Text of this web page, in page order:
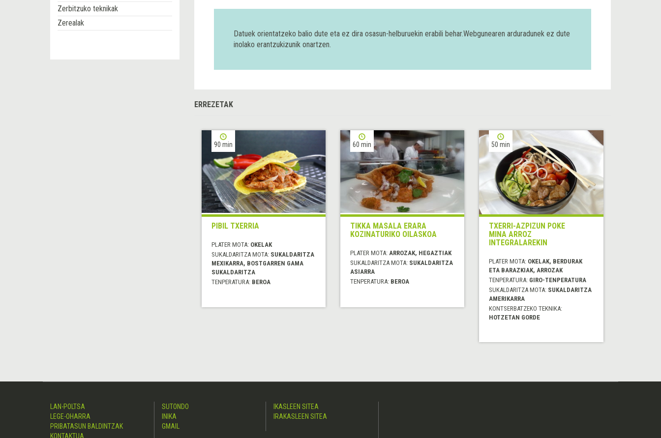
Zerbitzuko teknikak
Zerealak
Datuek orientatzeko balio dute eta ez dira osasun-helburuekin erabili behar.Webgunearen arduradunek ez dute
inolako erantzukizunik onartzen.
ERREZETAK
90 min
PIBIL TXERRIA
PLATER MOTA: OKELAK
SUKALDARITZA MOTA: SUKALDARITZA
MEXIKARRA, BOSTGARREN GAMA
SUKALDARITZA
TENPERATURA: BEROA
60 min
TIKKA MASALA ERARA
KOZINATURIKO OILASKOA
PLATER MOTA: ARROZAK, HEGAZTIAK
SUKALDARITZA MOTA: SUKALDARITZA
ASIARRA
TENPERATURA: BEROA
50 min
TXERRI-AZPIZUN POKE
MINA ARROZ
INTEGRALAREKIN
PLATER MOTA: OKELAK, BERDURAK
ETA BARAZKIAK, ARROZAK
TENPERATURA: GIRO-TENPERATURA
SUKALDARITZA MOTA: SUKALDARITZA
AMERIKARRA
KONTSERBATZEKO TEKNIKA:
HOTZETAN GORDE
LAN-POLTSA
LEGE-OHARRA
PRIBATASUN BALDINTZAK
KONTAKTUA
SUTONDO
INIKA
GMAIL
IKASLEEN SITEA
IRAKASLEEN SITEA